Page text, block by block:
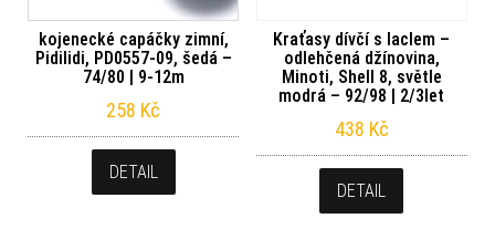
kojenecké capáčky zimní,
Pidilidi, PD0557-09, šedá –
74/80 | 9-12m
258 Kč
DETAIL
Kraťasy dívčí s laclem –
odlehčená džínovina,
Minoti, Shell 8, světle
modrá – 92/98 | 2/3let
438 Kč
DETAIL